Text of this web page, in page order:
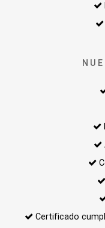
Certificado